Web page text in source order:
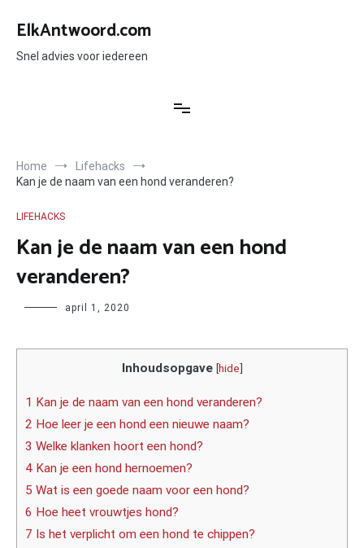
naar
inhoud
ElkAntwoord.com
Snel advies voor iedereen
Home
Lifehacks
Kan je de naam van een hond veranderen?
LIFEHACKS
Kan je de naam van een hond
veranderen?
Author april 1, 2020
Inhoudsopgave [hide]
1 Kan je de naam van een hond veranderen?
2 Hoe leer je een hond een nieuwe naam?
3 Welke klanken hoort een hond?
4 Kan je een hond hernoemen?
5 Wat is een goede naam voor een hond?
6 Hoe heet vrouwtjes hond?
7 Is het verplicht om een hond te chippen?